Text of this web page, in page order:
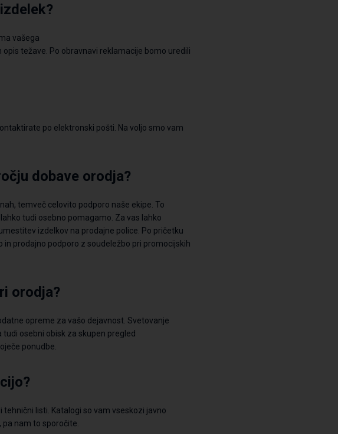
vašega
težave. Po obravnavi reklamacije bomo uredili
po elektronski pošti. Na voljo smo vam
dobave orodja?
temveč celovito podporo naše ekipe. To
lahko tudi osebno pomagamo. Za vas lahko
izdelkov na prodajne police. Po pričetku
prodajno podporo z soudeležbo pri promocijskih
orodja?
opreme za vašo dejavnost. Svetovanje
osebni obisk za skupen pregled
ponudbe.
listi. Katalogi so vam vseskozi javno
pa nam to sporočite.